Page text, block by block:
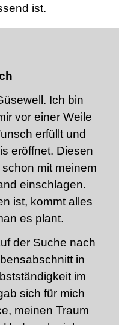
ist.
Ich bin
vor einer Weile
erfüllt und
eröffnet. Diesen
mit meinem
einschlagen.
ist, kommt alles
es plant.
der Suche nach
in
im
sich für mich
meinen Traum